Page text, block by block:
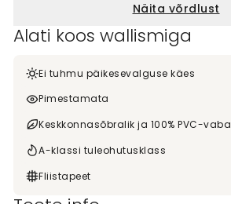
Näita võrdlust
Alati koos wallismiga
Ei tuhmu päikesevalguse käes
Pimestamata
Keskkonnasõbralik ja 100% PVC-vaba
A-klassi tuleohutusklass
Fliistapeet